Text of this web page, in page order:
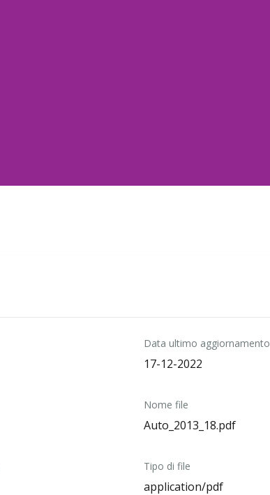
Data ultimo aggiornamento
17-12-2022
Nome file
Auto_2013_18.pdf
Tipo di file
application/pdf